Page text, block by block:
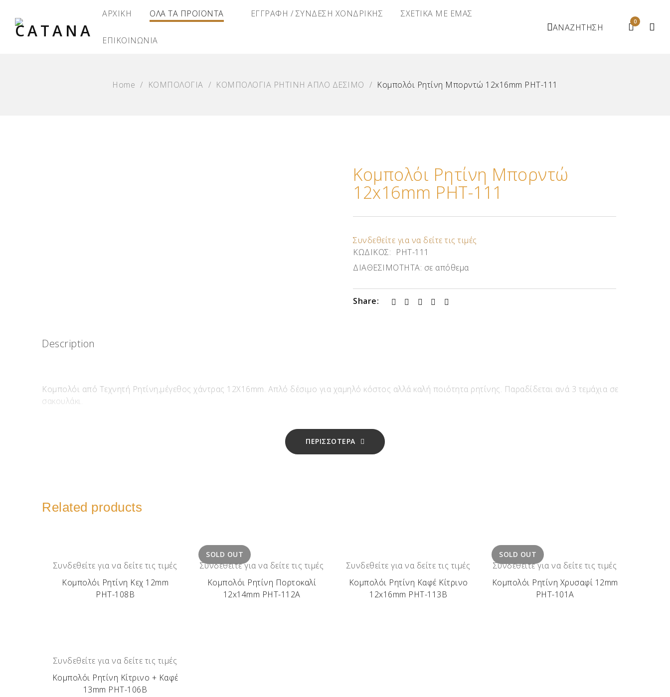
ΑΡΧΙΚΗ ΟΛΑ ΤΑ ΠΡΟΪΟΝΤΑ ΕΓΓΡΑΦΗ / ΣΥΝΔΕΣΗ ΧΟΝΔΡΙΚΗΣ ΣΧΕΤΙΚΑ ΜΕ ΕΜΑΣ
ΕΠΙΚΟΙΝΩΝΙΑ
0
ΑΝΑΖΗΤΗΣΗ
Home / ΚΟΜΠΟΛΟΓΙΑ / ΚΟΜΠΟΛΟΓΙΑ ΡΗΤΙΝΗ ΑΠΛΟ ΔΕΣΙΜΟ / Κομπολόι Ρητίνη Μπορντώ 12x16mm ΡΗΤ-111
Κομπολόι Ρητίνη Μπορντώ
12x16mm ΡΗΤ-111
Συνδεθείτε για να δείτε τις τιμές
ΚΩΔΙΚΟΣ: ΡΗΤ-111
ΔΙΑΘΕΣΙΜΟΤΗΤΑ: σε απόθεμα
Share:
Description
Κομπολόι από Τεχνητή Ρητίνη,μέγεθος χάντρας 12X16mm. Απλό δέσιμο για χαμηλό κόστος αλλά καλή ποιότητα ρητίνης. Παραδίδεται ανά 3 τεμάχια σε
σακουλάκι.
ΠΕΡΙΣΣΟΤΕΡΑ
Related products
Συνδεθείτε για να δείτε τις τιμές
Κομπολόι Ρητίνη Κεχ 12mm
ΡΗΤ-108Β
SOLD OUT
Συνδεθείτε για να δείτε τις τιμές
Κομπολόι Ρητίνη Πορτοκαλί
12x14mm ΡΗΤ-112Α
Συνδεθείτε για να δείτε τις τιμές
Κομπολόι Ρητίνη Καφέ Κίτρινο
12x16mm ΡΗΤ-113Β
SOLD OUT
Συνδεθείτε για να δείτε τις τιμές
Κομπολόι Ρητίνη Χρυσαφί 12mm
ΡΗΤ-101Α
Συνδεθείτε για να δείτε τις τιμές
Κομπολόι Ρητίνη Κίτρινο + Καφέ
13mm ΡΗΤ-106Β